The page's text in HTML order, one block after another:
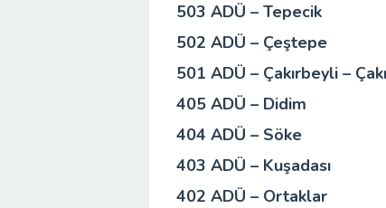
503 ADÜ – Tepecik
502 ADÜ – Çeştepe
501 ADÜ – Çakırbeyli –
405 ADÜ – Didim
404 ADÜ – Söke
403 ADÜ – Kuşadası
402 ADÜ – Ortaklar